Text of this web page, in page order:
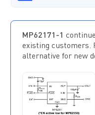
MP62171-1
existing customers.
alternative for new